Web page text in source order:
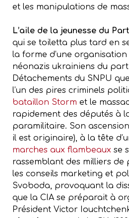
et les manipulations de
L’aile de la jeunesse du
qui se toiletta plus tard en
la forme d’une organisation
néonazis ukrainiens du
Détachements du SNPU
l’un des pires criminels
bataillon Storm et le
rapidement des députés à
paramilitaire. Son
il est originaire), à la tête
marches aux flambeaux se
rassemblant des milliers
les conseils marketing et
Svoboda, provoquant la
que la CIA se préparait à
Président Victor